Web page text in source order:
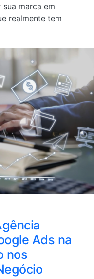
marca em
realmente tem
Ads na
nos